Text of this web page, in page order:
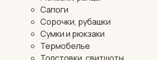
Сапоги
Сорочки, рубашки
Сумки и рюкзаки
Термобелье